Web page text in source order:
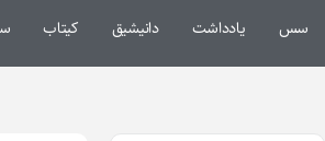
سس یادداشت دانیشیق کیتاب